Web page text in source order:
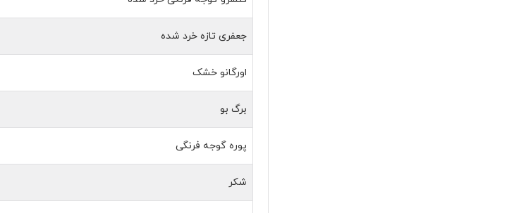
جعفری تازه خرد شده
اورگانو خشک
برگ بو
پوره گوجه فرنگی
شکر